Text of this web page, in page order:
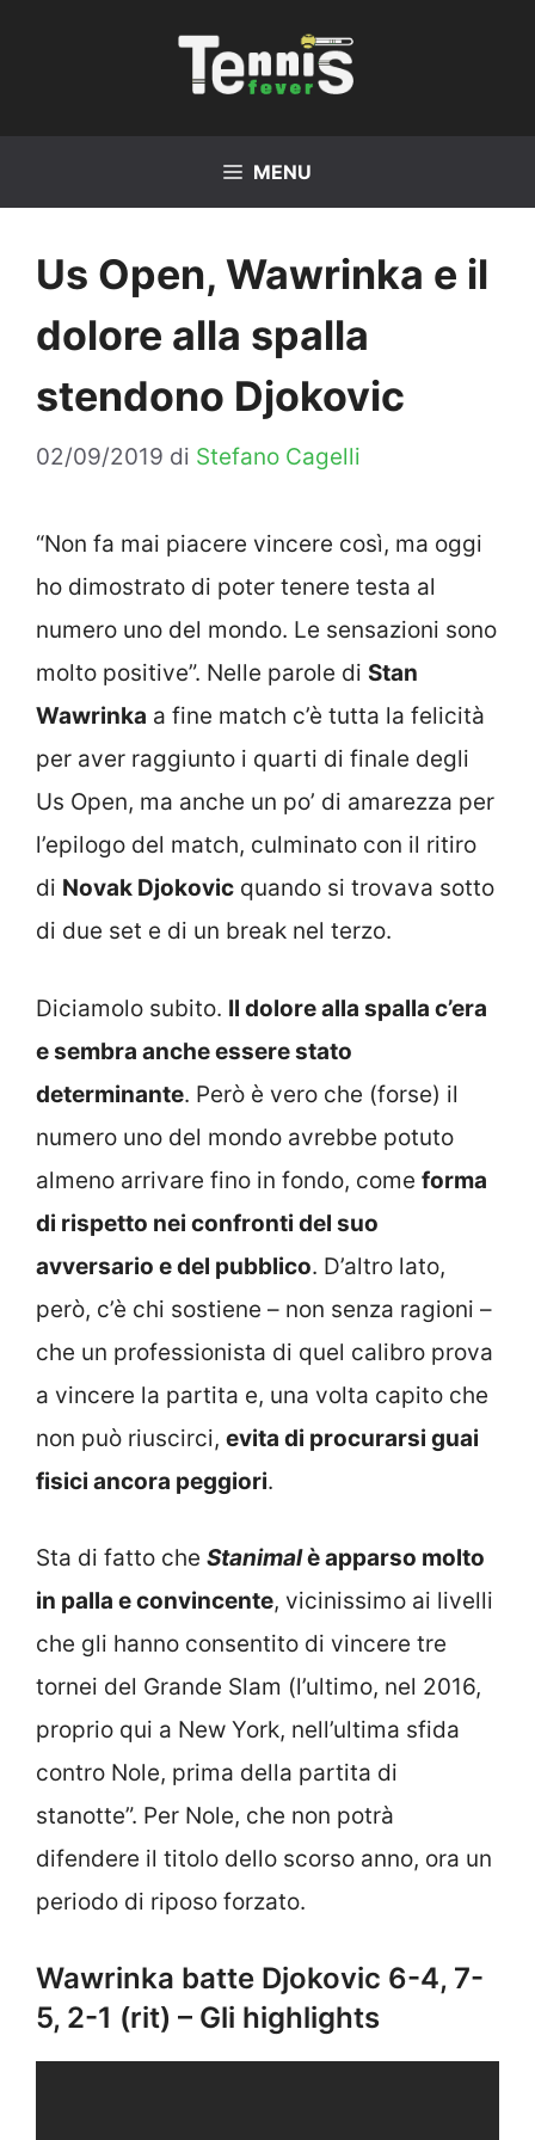
MENU
Us Open, Wawrinka e il
dolore alla spalla
stendono Djokovic
02/09/2019 di Stefano Cagelli
“Non fa mai piacere vincere così, ma oggi
ho dimostrato di poter tenere testa al
numero uno del mondo. Le sensazioni sono
molto positive”. Nelle parole di Stan
Wawrinka a fine match c’è tutta la felicità
per aver raggiunto i quarti di finale degli
Us Open, ma anche un po’ di amarezza per
l’epilogo del match, culminato con il ritiro
di Novak Djokovic quando si trovava sotto
di due set e di un break nel terzo.
Diciamolo subito. Il dolore alla spalla c’era
e sembra anche essere stato
determinante. Però è vero che (forse) il
numero uno del mondo avrebbe potuto
almeno arrivare fino in fondo, come forma
di rispetto nei confronti del suo
avversario e del pubblico. D’altro lato,
però, c’è chi sostiene – non senza ragioni –
che un professionista di quel calibro prova
a vincere la partita e, una volta capito che
non può riuscirci, evita di procurarsi guai
fisici ancora peggiori.
Sta di fatto che Stanimalè apparso molto
in palla e convincente, vicinissimo ai livelli
che gli hanno consentito di vincere tre
tornei del Grande Slam (l’ultimo, nel 2016,
proprio qui a New York, nell’ultima sfida
contro Nole, prima della partita di
stanotte”. Per Nole, che non potrà
difendere il titolo dello scorso anno, ora un
periodo di riposo forzato.
Wawrinka batte Djokovic 6-4, 7-
5, 2-1 (rit) – Gli highlights